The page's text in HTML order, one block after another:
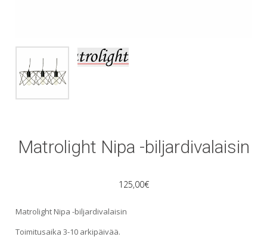
Matrolight Nipa -biljardivalaisin
125,00€
Matrolight Nipa -biljardivalaisin
Toimitusaika 3-10 arkipäivää.